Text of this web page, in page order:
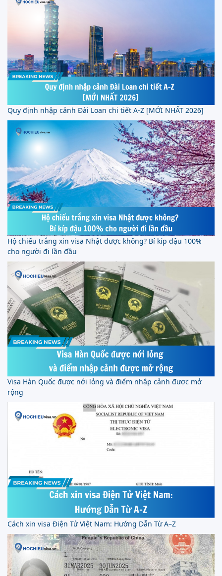
Quy định nhập cảnh Đài Loan chi tiết A-Z [MỚI NHẤT 2026]
Hộ chiếu trắng xin visa Nhật được không? Bí kíp đậu 100%
cho người đi lần đầu
Visa Hàn Quốc được nới lỏng và điểm nhập cảnh được mở
rộng
Cách xin visa Điện Tử Việt Nam: Hướng Dẫn Từ A–Z